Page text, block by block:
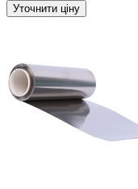
Уточнити ціну